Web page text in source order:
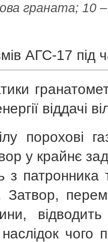
граната; 10
АГС-17 під
віддачі
порохові
у крайнє
з патронника
Затвор,
чого